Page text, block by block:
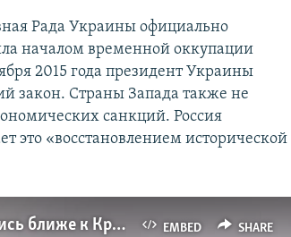
Рада Украины официально
началом временной оккупации
2015 года президент Украины
закон. Страны Запада также не
санкций. Россия
это «восстановлением исторической
EMBED SHARE
Украинские пограничники переместились ближе к Крыму (видео)